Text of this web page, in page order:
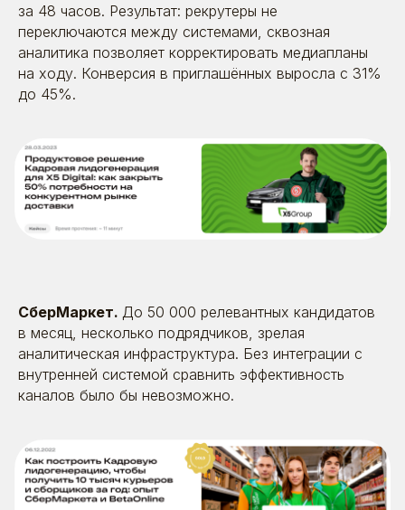
за 48 часов. Результат: рекрутеры не
переключаются между системами, сквозная
аналитика позволяет корректировать медиапланы
на ходу. Конверсия в приглашённых выросла с 31%
до 45%.
СберМаркет. До 50 000 релевантных кандидатов
в месяц, несколько подрядчиков, зрелая
аналитическая инфраструктура. Без интеграции с
внутренней системой сравнить эффективность
каналов было бы невозможно.
Время прочтения: ~ 10 минут Статьи
и сертификаты
У нас молодой рынок — и отдельных рейтингов
для HR-маркетинга пока просто нет. Приходится
выходить в общий топ digital-агентств
Поговорим?
Оставьте заявку. Позвоним, расскажем
о себе, выслушаем вас — и постараемся
быть полезными